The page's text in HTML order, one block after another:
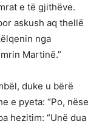
e të gjithëve.
askush aq thellë
nga
Martinë.”
duke u bërë
e pyeta: “Po, nëse
hezitim: “Unë dua